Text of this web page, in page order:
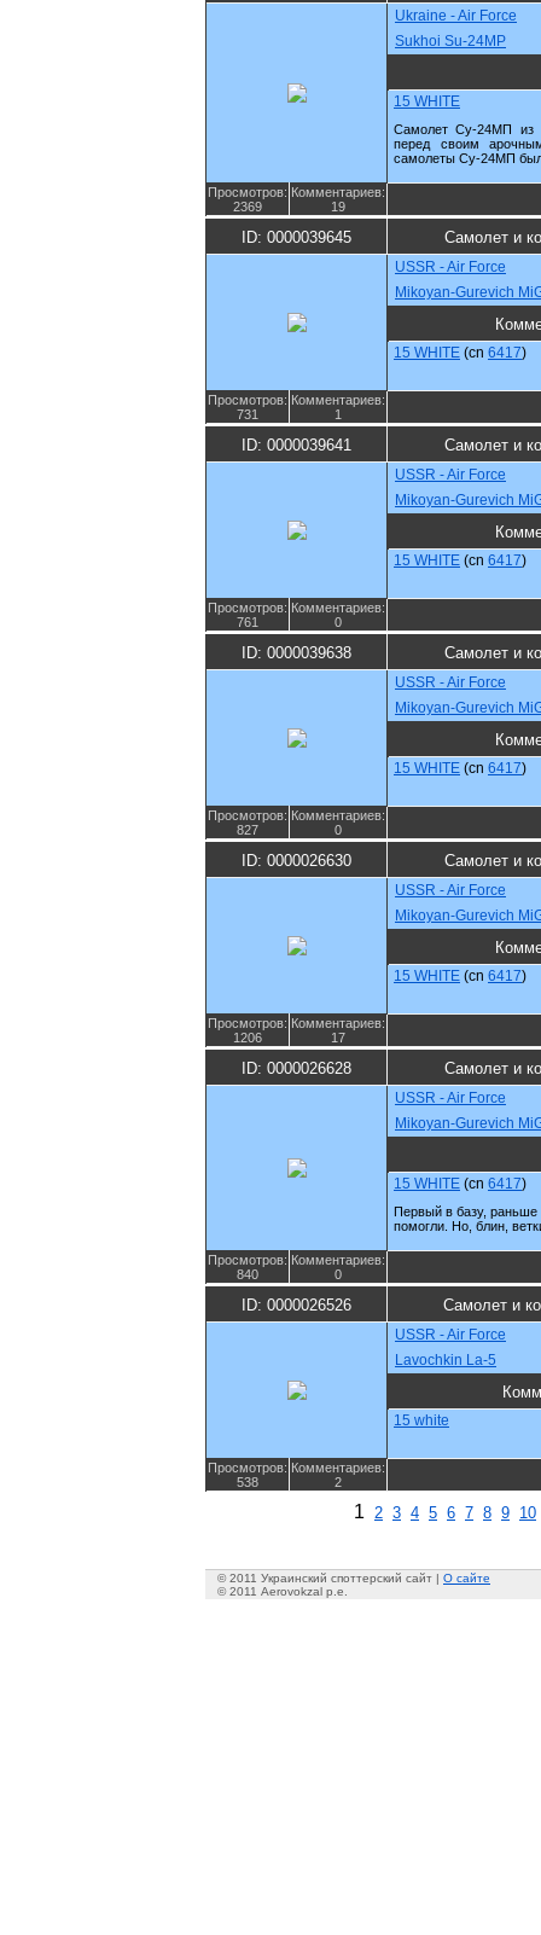
Ukraine - Air Force
Sukhoi Su-24MP
15 WHITE
Самолет Су-24МП из
перед своим
самолеты Су-24МП
Просмотров:
2369
Комментариев:
19
ID: 0000039645 Самолет и
USSR - Air Force
Mikoyan-Gurevich
15 WHITE (cn 6417)
Просмотров:
731
Комментариев:
1
ID: 0000039641 Самолет и
USSR - Air Force
Mikoyan-Gurevich
15 WHITE (cn 6417)
Просмотров:
761
Комментариев:
0
ID: 0000039638 Самолет и
USSR - Air Force
Mikoyan-Gurevich
15 WHITE (cn 6417)
Просмотров:
827
Комментариев:
0
ID: 0000026630 Самолет и
USSR - Air Force
Mikoyan-Gurevich
15 WHITE (cn 6417)
Просмотров:
1206
Комментариев:
17
ID: 0000026628 Самолет и
USSR - Air Force
Mikoyan-Gurevich
15 WHITE (cn 6417)
Первый в базу, раньше
помогли. Но, блин,
Просмотров:
840
Комментариев:
0
ID: 0000026526 Самолет и
USSR - Air Force
Lavochkin La-5
15 white
Просмотров:
538
Комментариев:
2
1 2 3 4 5 6 7 8 9 10
© 2011 Украинский споттерский сайт | О сайте
© 2011 Aerovokzal p.e.